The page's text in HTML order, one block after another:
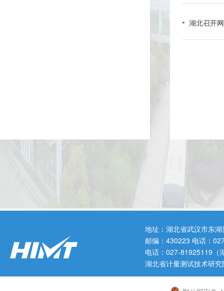
湖北召开
地址：湖北省武汉市东
邮编：430223 电话：
电话：027-81925119（
湖北省计量测试技术研